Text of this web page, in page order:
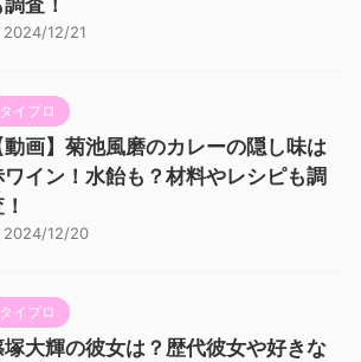
調査！
2024/12/21
タイプロ
動画】菊池風磨のカレーの隠し味は
ワイン！水飴も？材料やレシピも調
2024/12/20
タイプロ
塚大輝の彼女は？歴代彼女や好きな